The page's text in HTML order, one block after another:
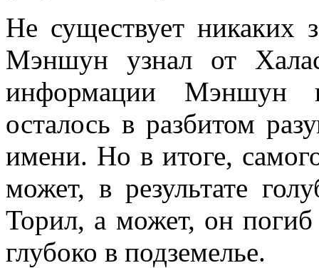
Не существует никаких
Мэншун узнал от
информации Мэншун
осталось в разбитом
имени. Но в итоге,
может, в результате
Торил, а может, он
глубоко в подземелье.